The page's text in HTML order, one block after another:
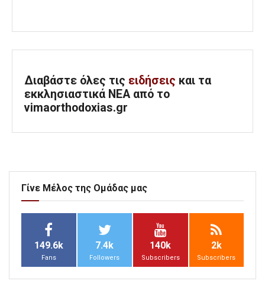
Διαβάστε όλες τις ειδήσεις και τα
εκκλησιαστικά ΝΕΑ από το
vimaorthodoxias.gr
Γίνε Μέλος της Ομάδας μας
149.6k
Fans
7.4k
Followers
140k
Subscribers
2k
Subscribers